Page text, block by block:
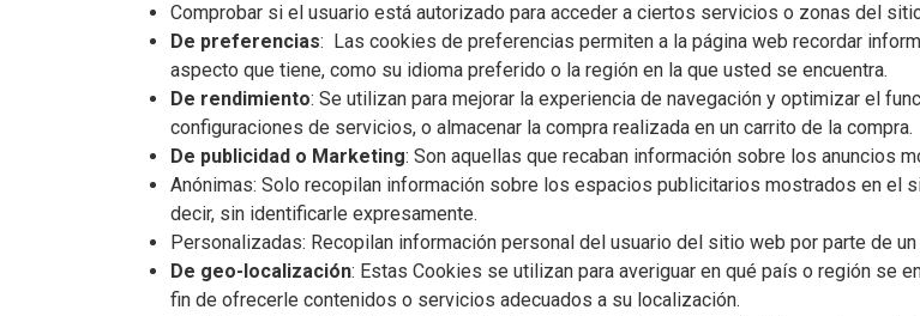
Comprobar si el usuario está autorizado para acceder a ciertos servicios o zonas del
De preferencias: Las cookies de preferencias permiten a la página web recordar
aspecto que tiene, como su idioma preferido o la región en la que usted se encuentra.
De rendimiento: Se utilizan para mejorar la experiencia de navegación y optimizar el
configuraciones de servicios, o almacenar la compra realizada en un carrito de la compra.
De publicidad o Marketing: Son aquellas que recaban información sobre los anuncios
Anónimas: Solo recopilan información sobre los espacios publicitarios mostrados en el
decir, sin identificarle expresamente.
Personalizadas: Recopilan información personal del usuario del sitio web por parte de
De geo-localización: Estas Cookies se utilizan para averiguar en qué país o región se
fin de ofrecerle contenidos o servicios adecuados a su localización.